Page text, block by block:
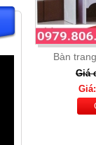
Bàn
Giá